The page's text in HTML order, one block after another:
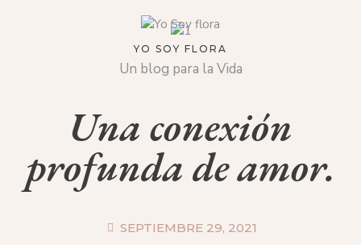
YO SOY FLORA
Un blog para la Vida
Una conexión
profunda de amor.
SEPTIEMBRE 29, 2021